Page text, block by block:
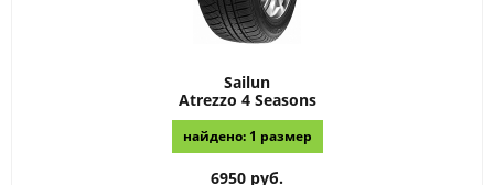
Sailun
Atrezzo 4 Seasons
найдено: 1 размер
6950 руб.